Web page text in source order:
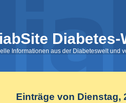
Diabetes-
Informationen aus der Diabeteswelt und
Einträge von Dienstag,